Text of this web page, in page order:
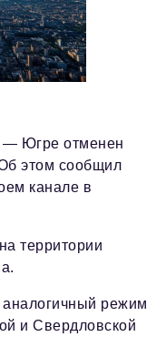
подписка
— Югре отменен
этом сообщил
канале в
территории
режим
и Свердловской